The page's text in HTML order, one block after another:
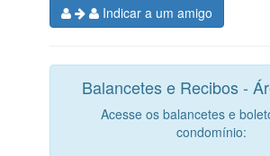
Indicar a um amigo
Balancetes e Recibos -
Acesse os balancetes e
condomínio: